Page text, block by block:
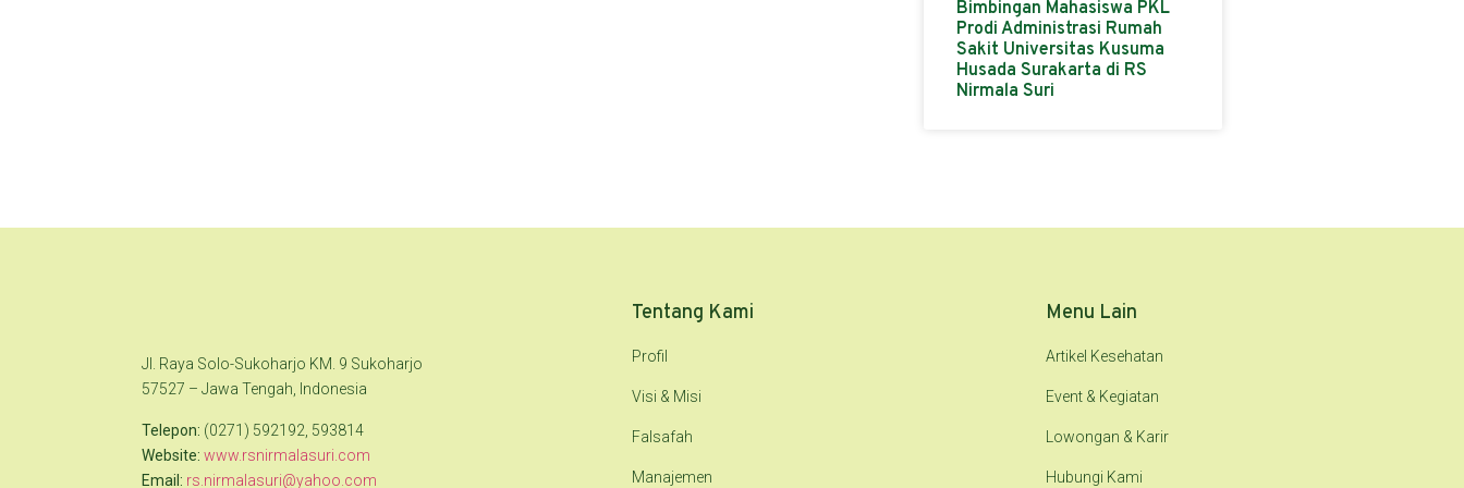
Bimbingan Mahasiswa PKL
Prodi Administrasi Rumah
Sakit Universitas Kusuma
Husada Surakarta di RS
Nirmala Suri
Jl. Raya Solo-Sukoharjo KM. 9 Sukoharjo
57527 – Jawa Tengah, Indonesia
Telepon: (0271) 592192, 593814
Website: www.rsnirmalasuri.com
Email: rs.nirmalasuri@yahoo.com
Tentang Kami
Profil
Visi & Misi
Falsafah
Manajemen
Menu Lain
Artikel Kesehatan
Event & Kegiatan
Lowongan & Karir
Hubungi Kami